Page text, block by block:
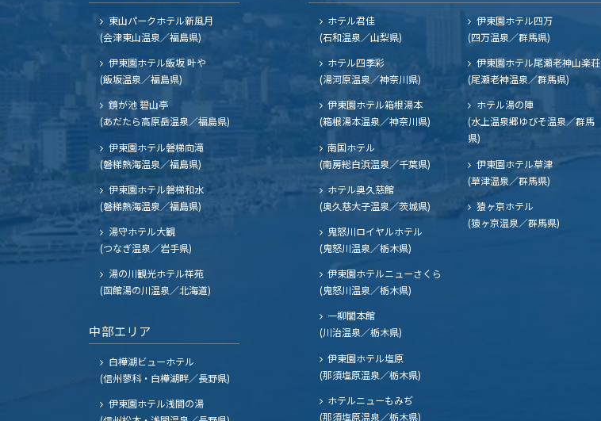
東山パークホテル新風月
(会津東山温泉／福島県)
伊東園ホテル飯坂 叶や
(飯坂温泉／福島県)
鏡が池 碧山亭
(あだたら高原岳温泉／福島県)
伊東園ホテル磐梯向滝
(磐梯熱海温泉／福島県)
伊東園ホテル磐梯和水
(磐梯熱海温泉／福島県)
湯守ホテル大観
(つなぎ温泉／岩手県)
湯の川観光ホテル祥苑
(函館湯の川温泉／北海道)
中部エリア
白樺湖ビューホテル
(信州蓼科・白樺湖畔／長野県)
伊東園ホテル浅間の湯
ホテル君佳
(石和温泉／山梨県)
ホテル四季彩
(湯河原温泉／神奈川県)
伊東園ホテル箱根湯本
(箱根湯本温泉／神奈川県)
南国ホテル
(南房総白浜温泉／千葉県)
ホテル奥久慈館
(奥久慈大子温泉／茨城県)
鬼怒川ロイヤルホテル
(鬼怒川温泉／栃木県)
伊東園ホテルニューさくら
(鬼怒川温泉／栃木県)
一柳閣本館
(川治温泉／栃木県)
伊東園ホテル塩原
(那須塩原温泉／栃木県)
ホテルニューもみぢ
(那須塩原温泉／栃木県)
伊東園ホテル四万
(四万温泉／群馬県)
伊東園ホテル尾瀬老神山楽荘
(尾瀬老神温泉／群馬県)
ホテル湯の陣
(水上温泉郷ゆびそ温泉／群馬
県)
伊東園ホテル草津
(草津温泉／群馬県)
猿ヶ京ホテル
(猿ヶ京温泉／群馬県)